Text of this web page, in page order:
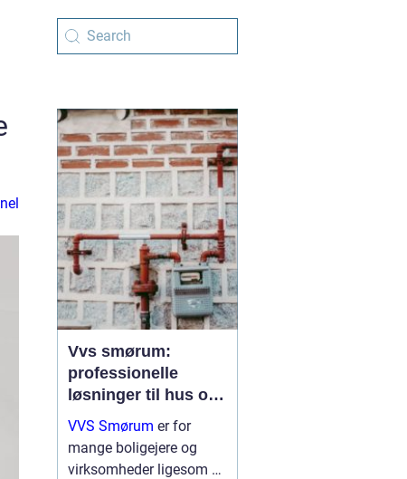
Vvs smørum:
professionelle
løsninger til hus og
erhverv
VVS Smørum er for
mange boligejere og
virksomheder ligesom en